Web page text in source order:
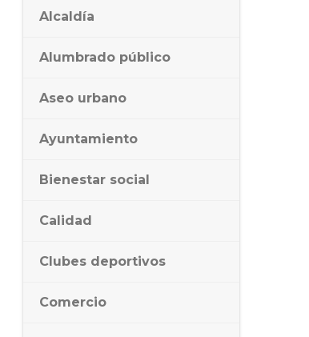
Alcaldía
Alumbrado público
Aseo urbano
Ayuntamiento
Bienestar social
Calidad
Clubes deportivos
Comercio